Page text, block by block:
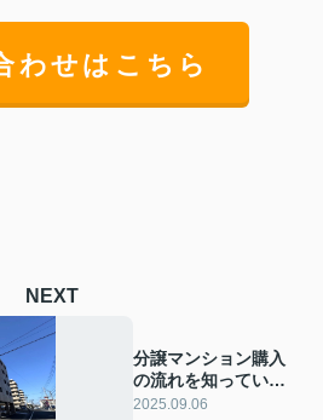
わせはこちら
NEXT
分譲マンション購入
の流れを知っていま
すか 分かりやすく全
2025.09.06